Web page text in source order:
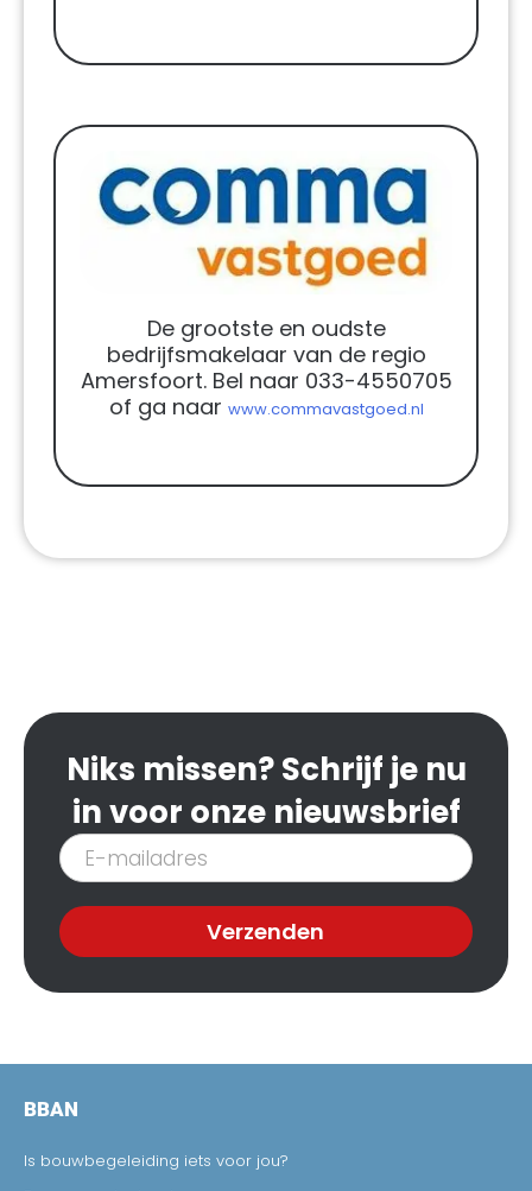
De grootste en oudste
bedrijfsmakelaar van de regio
Amersfoort. Bel naar 033-4550705
of ga naar www.commavastgoed.nl
Niks missen? Schrijf je nu
in voor onze nieuwsbrief
Inschrijven
nieuwsbrief
Verzenden
BBAN
Is bouwbegeleiding iets voor jou?